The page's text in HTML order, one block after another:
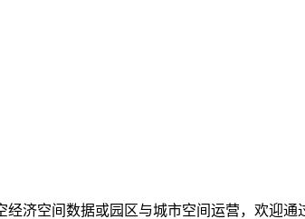
济空间数据或园区与城市空间运营，欢迎通